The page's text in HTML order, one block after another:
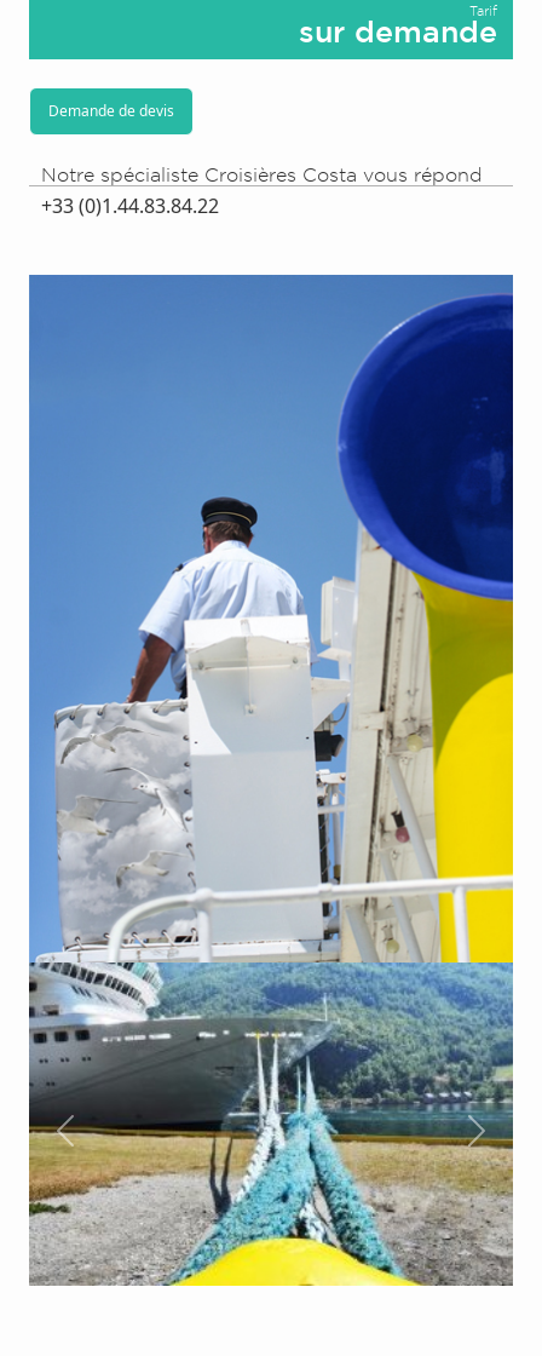
Tarif
sur demande
Demande de devis
Notre spécialiste Croisières Costa vous répond
+33 (0)1.44.83.84.22
Previous Next